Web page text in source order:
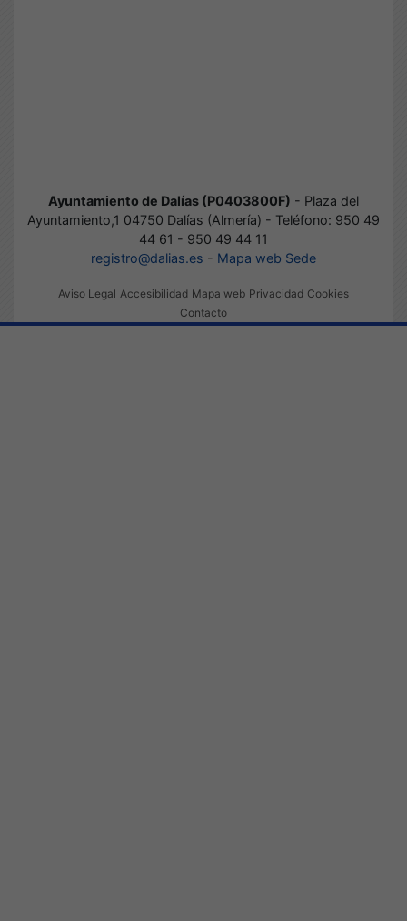
Ayuntamiento de Dalías (P0403800F) - Plaza del
Ayuntamiento,1 04750 Dalías (Almería) - Teléfono: 950 49
44 61 - 950 49 44 11
registro@dalias.es - Mapa web Sede
Aviso Legal Accesibilidad Mapa web Privacidad Cookies
Contacto